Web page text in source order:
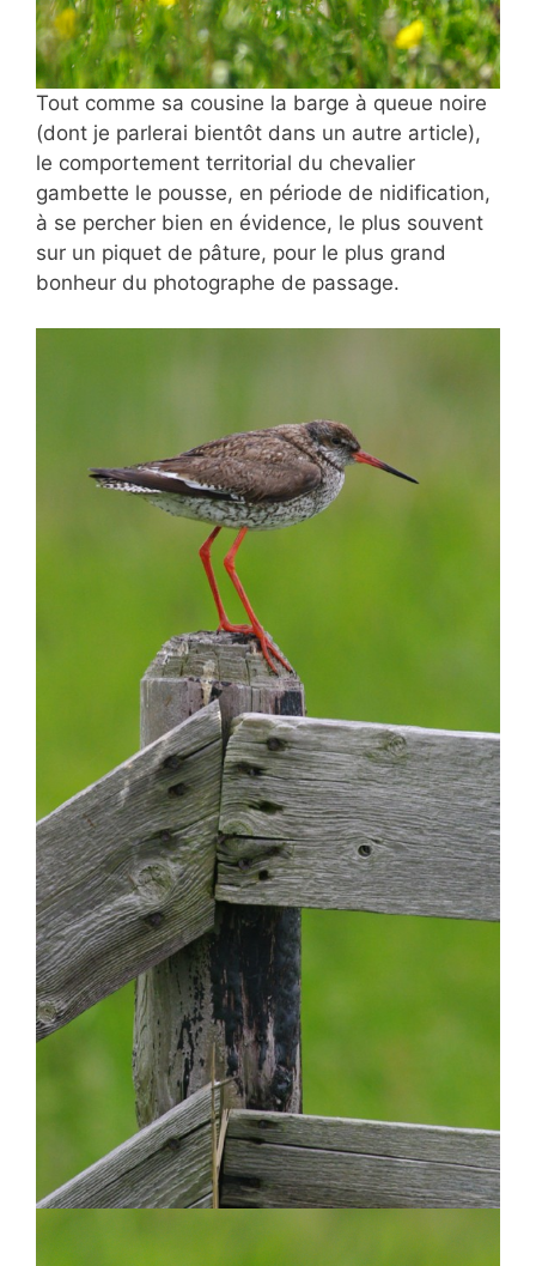
Tout comme sa cousine la barge à queue noire
(dont je parlerai bientôt dans un autre article),
le comportement territorial du chevalier
gambette le pousse, en période de nidification,
à se percher bien en évidence, le plus souvent
sur un piquet de pâture, pour le plus grand
bonheur du photographe de passage.